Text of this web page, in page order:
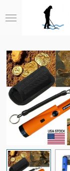
direct
hoofdinhoud